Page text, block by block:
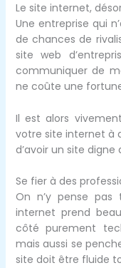
Le site internet,
Une entreprise qui
de chances de
site web
communiquer de
ne coûte une
Il est alors
votre site internet à
d’avoir un site
Se fier à des
On n’y pense pas
internet prend
côté purement
mais aussi se
site doit être fluide